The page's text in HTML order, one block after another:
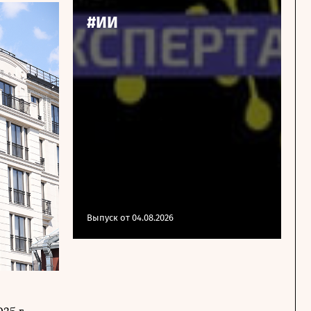
#ИИ
Выпуск от 04.08.2026